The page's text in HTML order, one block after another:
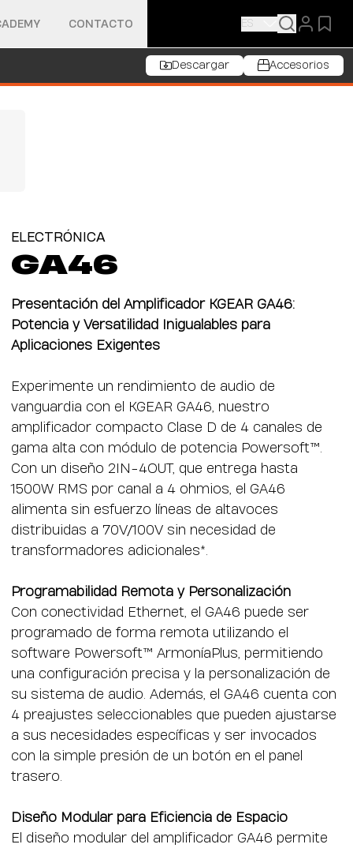
CONTACTO ES
Descargar Accesorios
ELECTRÓNICA
GA46
Presentación del Amplificador KGEAR GA46:
Potencia y Versatilidad Inigualables para
Aplicaciones Exigentes
Experimente un rendimiento de audio de
vanguardia con el KGEAR GA46, nuestro
amplificador compacto Clase D de 4 canales de
gama alta con módulo de potencia Powersoft™.
Con un diseño 2IN-4OUT, que entrega hasta
1500W RMS por canal a 4 ohmios, el GA46
alimenta sin esfuerzo líneas de altavoces
distribuidas a 70V/100V sin necesidad de
transformadores adicionales*.
Programabilidad Remota y Personalización
Con conectividad Ethernet, el GA46 puede ser
programado de forma remota utilizando el
software Powersoft™ ArmoníaPlus, permitiendo
una configuración precisa y la personalización de
su sistema de audio. Además, el GA46 cuenta con
4 preajustes seleccionables que pueden ajustarse
a sus necesidades específicas y ser invocados
con la simple presión de un botón en el panel
trasero.
Diseño Modular para Eficiencia de Espacio
El diseño modular del amplificador GA46 permite